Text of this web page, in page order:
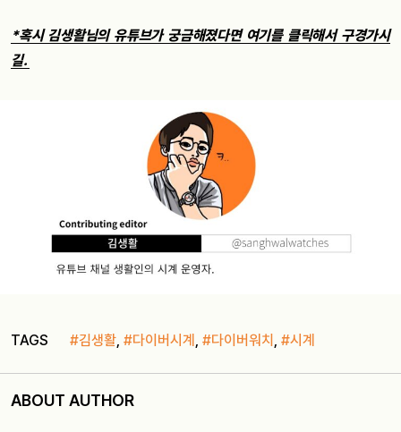
*혹시 김생활님의 유튜브가 궁금해졌다면 여기를 클릭해서 구경가시
길.
TAGS #김생활, #다이버시계 , #다이버워치 , #시계
ABOUT AUTHOR